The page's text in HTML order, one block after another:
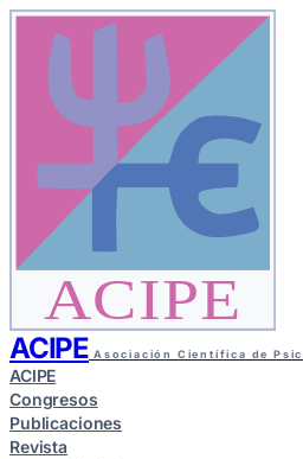
ACIPE
ACIPE Asociación Científica de
ACIPE
Congresos
Publicaciones
Revista